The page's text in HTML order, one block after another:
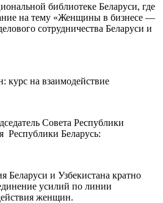
библиотеке Беларуси, где
на тему «Женщины в бизнесе —
сотрудничества Беларуси и
Совета Республики
Республики Беларусь:
Беларуси и Узбекистана кратно
усилий по линии
женщин.